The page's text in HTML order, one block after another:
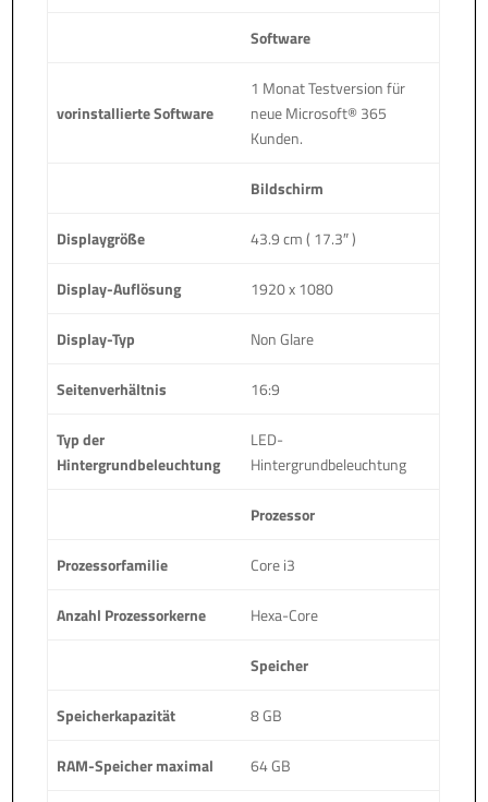
Software
vorinstallierte Software
1 Monat Testversion für
neue Microsoft® 365
Kunden.
Bildschirm
Displaygröße 43.9 cm ( 17.3″ )
Display-Auflösung 1920 x 1080
Display-Typ Non Glare
Seitenverhältnis 16:9
Typ der
Hintergrundbeleuchtung
LED-
Hintergrundbeleuchtung
Prozessor
Prozessorfamilie Core i3
Anzahl Prozessorkerne Hexa-Core
Speicher
Speicherkapazität 8 GB
RAM-Speicher maximal 64 GB